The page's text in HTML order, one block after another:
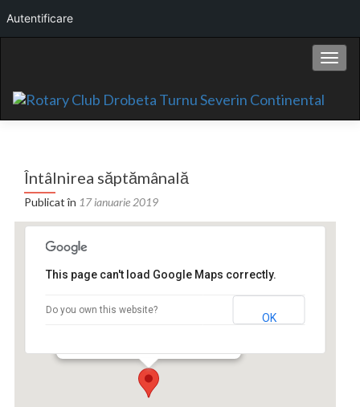
Întâlnirea săptămânală
Publicat în 17 ianuarie 2019
This page can't load Google Maps correctly.
Do you own this website?
OK
Autentificare